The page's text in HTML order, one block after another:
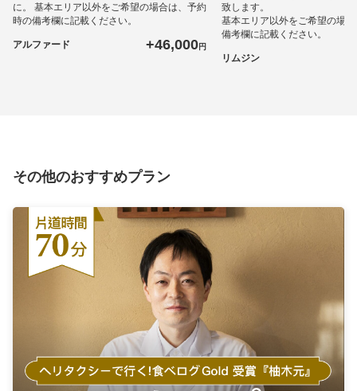
に。 基本エリア以外をご希望の場合は、予約
時の備考欄に記載ください。
アルファード +46,000円
致します。
基本エリア以外をご希望の場
備考欄に記載ください。
リムジン
その他のおすすめプラン